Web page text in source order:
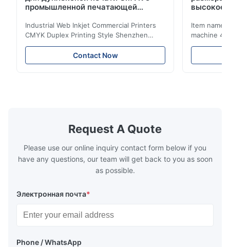
промышленной печатающей
Industrial Web Inkjet Commercial Printers
CMYK Duplex Printing Style Shenzhen
Yintech Co.,LTD is a modern high-tech
enterprise specialized in pre-press plate
making equipment, integrating design, R&D,
UV plate making machine Flexo plate
making machine Monochrome / Dual
Contact Now
высокое
Item name
machine 4-
max format
choose
Request A Quote
Please use our online inquiry contact form below if you
have any questions, our team will get back to you as soon
as possible.
Электронная почта*
Phone / WhatsApp